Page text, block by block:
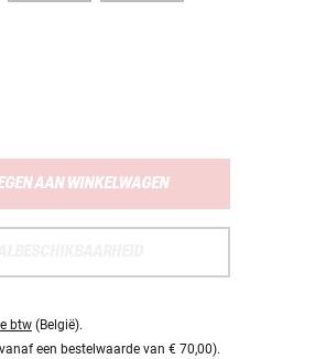
AAN WINKELWAGEN
btw (België).
een bestelwaarde van € 70,00).